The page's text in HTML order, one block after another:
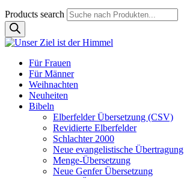
Products search
Für Frauen
Für Männer
Weihnachten
Neuheiten
Bibeln
Elberfelder Übersetzung (CSV)
Revidierte Elberfelder
Schlachter 2000
Neue evangelistische Übertragung
Menge-Übersetzung
Neue Genfer Übersetzung